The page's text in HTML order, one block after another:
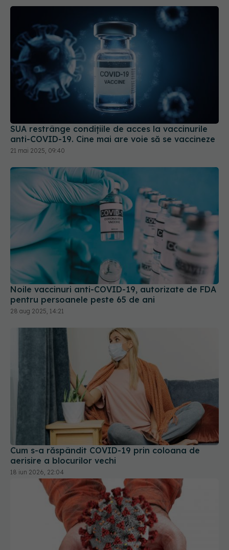
SUA restrânge condiţiile de acces la vaccinurile
anti-COVID-19. Cine mai are voie să se vaccineze
21 mai 2025, 09:40
Noile vaccinuri anti-COVID-19, autorizate de FDA
pentru persoanele peste 65 de ani
28 aug 2025, 14:21
Cum s-a răspândit COVID-19 prin coloana de
aerisire a blocurilor vechi
18 iun 2026, 22:04